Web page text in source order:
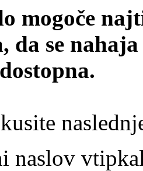
mogoče
da se
naslov